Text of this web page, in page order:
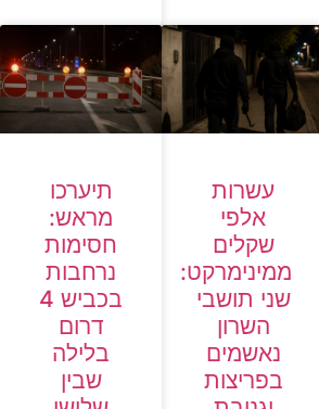
עשרות
אלפי
שקלים
ממינימרקט:
שני תושבי
השרון
נאשמים
בפריצות
תיערכו
מראש:
חסימות
נרחבות
בכביש 4
דרום
בלילה
שבין